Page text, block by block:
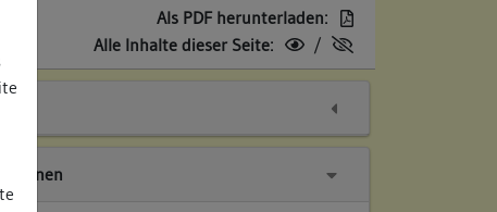
Als PDF herunterladen:
Alle Inhalte dieser Seite:
/